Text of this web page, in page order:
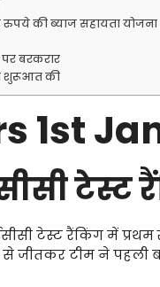
रुपये की ब्याज सहायता
बरकरार
शुरूआत की
1st
टेस्ट
टेस्ट रैंकिंग में
जीतकर टीम ने पहली